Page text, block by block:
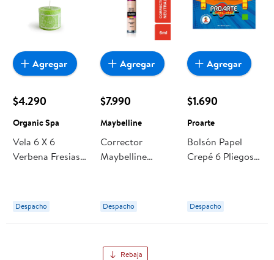
$4.290
Organic Spa
Vela 6 X 6
Verbena Fresias 1
Despacho
Agregar
$7.990
Maybelline
Corrector
Maybelline
Neutralizer 6 Ml
Despacho
Agregar
$1.690
Proarte
Bolsón Papel
Crepé 6 Pliegos,
Despacho
Agregar
Rebaja